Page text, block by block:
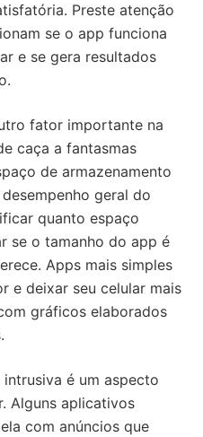
Preste atenção
se o app funciona
e se gera resultados
fator importante na
caça a fantasmas
de armazenamento
geral do
quanto espaço
se o tamanho do app é
Apps mais simples
e deixar seu celular mais
gráficos elaborados
é um aspecto
Alguns aplicativos
com anúncios que